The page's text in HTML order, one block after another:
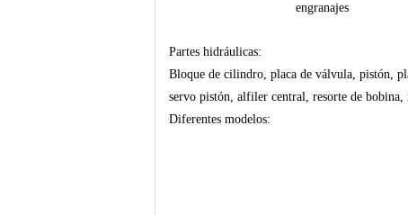
engranajes
Partes hidráulicas:
Bloque de cilindro, placa de válvula, pistón,
servo pistón, alfiler central, resorte de bobina,
Diferentes modelos: